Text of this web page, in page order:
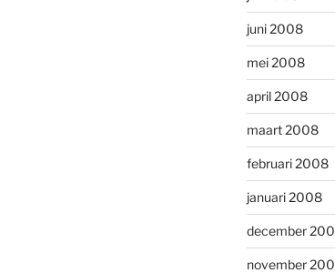
juni 2008
mei 2008
april 2008
maart 2008
februari 2008
januari 2008
december
november